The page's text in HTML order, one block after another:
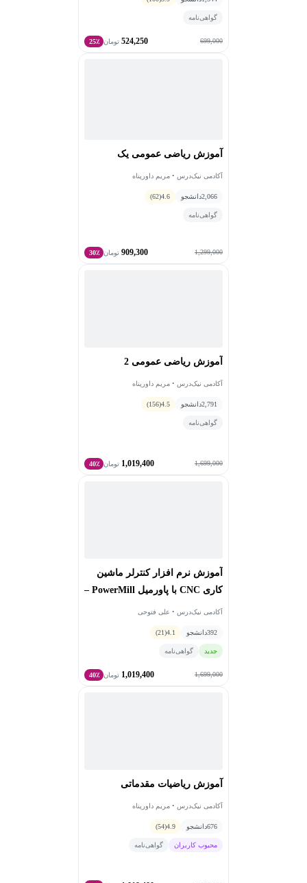
گواهی‌نامه
699,000
524,250 تومان 25٪
آموزش ریاضی عمومی یک
آکادمی نیک‌درس • مریم داورپناه
2,066دانشجو 4.6
(62)
گواهی‌نامه
1,299,000
909,300 تومان 30٪
آموزش ریاضی عمومی 2
آکادمی نیک‌درس • مریم داورپناه
2,791دانشجو 4.5
(156)
گواهی‌نامه
1,699,000
1,019,400 تومان 40٪
آموزش نرم افزار کنترلر ماشین
کاری CNC با پاورمیل PowerMill –
مقدماتی
آکادمی نیک‌درس • علی فتوحی
392دانشجو 4.1
(21)
جدید گواهی‌نامه
1,699,000
1,019,400 تومان 40٪
آموزش ریاضیات مقدماتی
آکادمی نیک‌درس • مریم داورپناه
676دانشجو 4.9
(54)
محبوب کاربران گواهی‌نامه